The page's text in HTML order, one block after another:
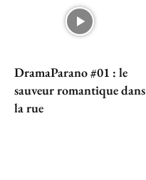
DramaParano #01 : le
sauveur romantique dans
la rue